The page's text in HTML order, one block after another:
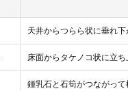
天井からつらら状に垂れ
床面からタケノコ状に立
鍾乳石と石筍がつながっ